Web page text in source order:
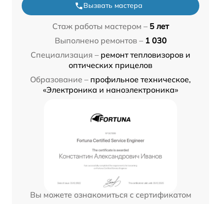
Вызвать мастера
Стаж работы мастером – 5 лет
Выполнено ремонтов – 1 030
Специализация – ремонт тепловизоров и
оптических прицелов
Образование – профильное техническое,
«Электроника и наноэлектроника»
Вы можете ознакомиться с сертификатом